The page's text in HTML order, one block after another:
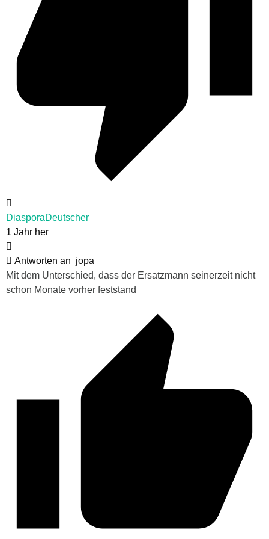
DiasporaDeutscher
1 Jahr her
Antworten an jopa
Mit dem Unterschied, dass der Ersatzmann seinerzeit nicht
schon Monate vorher feststand